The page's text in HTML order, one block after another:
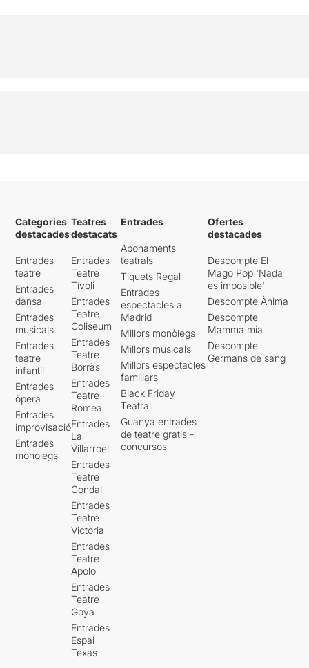
Categories
destacades
Entrades
teatre
Entrades
dansa
Entrades
musicals
Entrades
teatre
infantil
Entrades
òpera
Entrades
improvisació
Entrades
monòlegs
Teatres
destacats
Entrades
Teatre
Tívoli
Entrades
Teatre
Coliseum
Entrades
Teatre
Borràs
Entrades
Teatre
Romea
Entrades
La
Villarroel
Entrades
Teatre
Condal
Entrades
Teatre
Victòria
Entrades
Teatre
Apolo
Entrades
Teatre
Goya
Entrades
Espai
Texas
Entrades
Abonaments
teatrals
Tiquets Regal
Entrades
espectacles a
Madrid
Millors monòlegs
Millors musicals
Millors espectacles
familiars
Black Friday
Teatral
Guanya entrades
de teatre gratis -
concursos
Ofertes
destacades
Descompte El
Mago Pop 'Nada
es imposible'
Descompte Ànima
Descompte
Mamma mia
Descompte
Germans de sang